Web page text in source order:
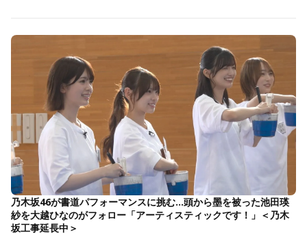
乃木坂46が書道パフォーマンスに挑む…頭から墨を被った池田瑛
紗を大越ひなのがフォロー「アーティスティックです！」＜乃木
坂工事延長中＞